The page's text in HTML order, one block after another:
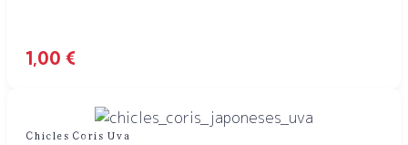
1,00 €
Chicles Coris Uva